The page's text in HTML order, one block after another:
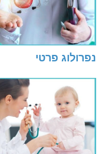
נפרולוג פרטי